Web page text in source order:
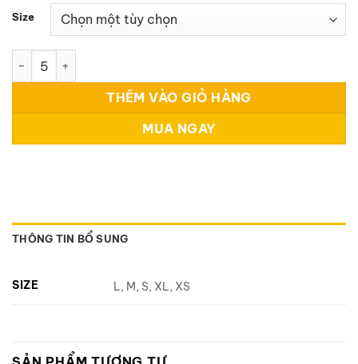
Size
THÊM VÀO GIỎ HÀNG
MUA NGAY
THÔNG TIN BỔ SUNG
SIZE L, M, S, XL, XS